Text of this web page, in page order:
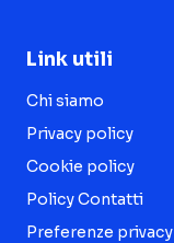
Link utili
Chi siamo
Privacy policy
Cookie policy
Policy Contatti
Preferenze privacy